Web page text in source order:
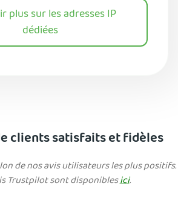
plus sur les adresses IP
dédiées
clients satisfaits et fidèles
de nos avis utilisateurs les plus positifs.
Trustpilot sont disponiblesici.